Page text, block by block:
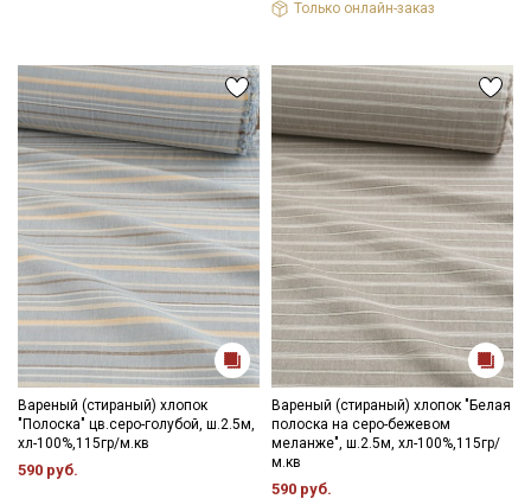
Только онлайн-заказ
Вареный (стираный) хлопок
"Полоска" цв.серо-голубой, ш.2.5м,
хл-100%,115гр/м.кв
590 руб.
Вареный (стираный) хлопок "Белая
полоска на серо-бежевом
меланже", ш.2.5м, хл-100%,115гр/
м.кв
590 руб.
Секретная рассылка от Купава
Мы публикуем здесь дополнительные
промокоды и скидки до 30% на узкие
категории тканей
Электронная почта